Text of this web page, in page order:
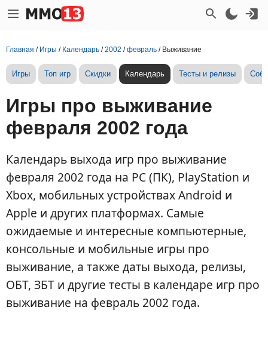
Главная / Игры / Календарь /2002 /февраль / Выживание
Игры Топ игр Скидки Календарь Тесты и релизы
Игры про выживание
февраля 2002 года
Календарь выхода игр про выживание
февраля 2002 года на PC (ПК), PlayStation и
Xbox, мобильных устройствах Android и
Apple и других платформах. Самые
ожидаемые и интересные компьютерные,
консольные и мобильные игры про
выживание, а также даты выхода, релизы,
ОБТ, ЗБТ и другие тесты в календаре игр про
выживание на февраль 2002 года.